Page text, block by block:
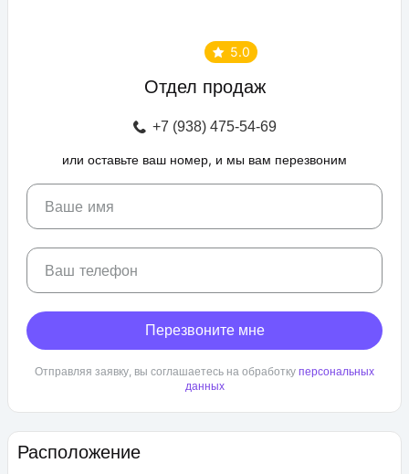
расположены детские и спортивные площадки,
зоны отдыха с беседками, спроектирован бульвар и
автовладельцев предусмотрен крытый и гостевой паркинг.
ЖК «Любимово» находится в районе «Губернский». Внешняя
инфраструктура развита, в пешей доступности: школа,
детский сад, магазины, поликлиника, салоны красоты. До
центра Краснодара — 25 минут транспортом.
Расположение
5.0
Отдел продаж
+7 (938) 475-54-69
или оставьте ваш номер, и мы вам перезвоним
Ваше имя
Ваш телефон
Перезвоните мне
Отправляя заявку, вы соглашаетесь на обработку персональных
данных